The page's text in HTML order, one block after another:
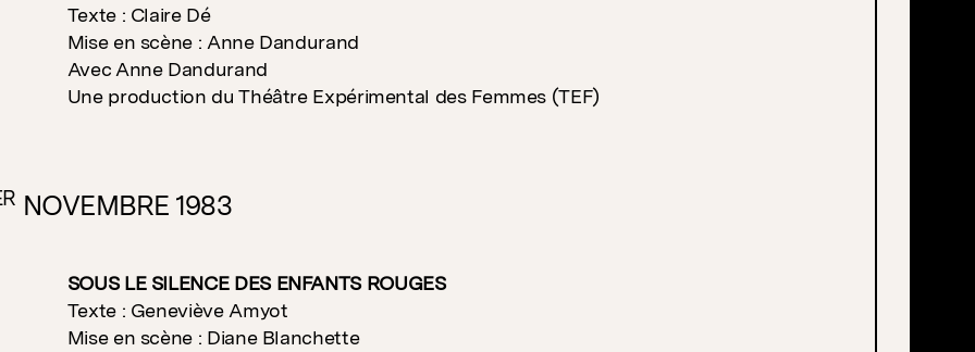
Texte : Claire Dé
Mise en scène : Anne Dandurand
Avec Anne Dandurand
Une production du Théâtre Expérimental des Femmes (TEF)
NOVEMBRE 1983
SOUS LE SILENCE DES ENFANTS ROUGES
Texte : Geneviève Amyot
Mise en scène : Diane Blanchette